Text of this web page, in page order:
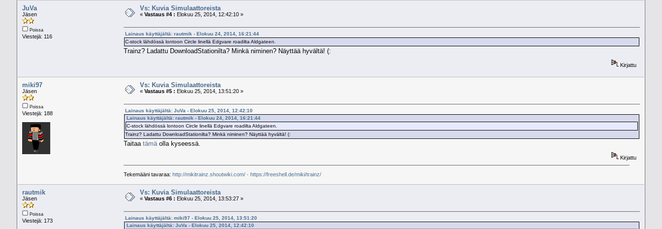
JuVa
Jäsen
Poissa
Viestejä: 116
Vs: Kuvia Simulaattoreista
« Vastaus #4 : Elokuu 25, 2014, 12:42:10 »
Lainaus käyttäjältä: rautmik - Elokuu 24, 2014, 16:21:44
C-stock lähdössä lontoon Circle linellä Edgvare roadilta Aldgateen.
Trainz? Ladattu DownloadStationilta? Minkä niminen? Näyttää hyvältä! (:
Kirjattu
miki97
Jäsen
Poissa
Viestejä: 188
Vs: Kuvia Simulaattoreista
« Vastaus #5 : Elokuu 25, 2014, 13:51:20 »
Lainaus käyttäjältä: JuVa - Elokuu 25, 2014, 12:42:10
Lainaus käyttäjältä: rautmik - Elokuu 24, 2014, 16:21:44
C-stock lähdössä lontoon Circle linellä Edgvare roadilta Aldgateen.
Trainz? Ladattu DownloadStationilta? Minkä niminen? Näyttää hyvältä! (:
Taitaatämä olla kyseessä.
Kirjattu
Tekemääni tavaraa:http://mikitrainz.shoutwiki.com/ ·https://freeshell.de/miki/trainz/
rautmik
Jäsen
Poissa
Viestejä: 173
Vs: Kuvia Simulaattoreista
« Vastaus #6 : Elokuu 25, 2014, 13:53:27 »
Lainaus käyttäjältä: miki97 - Elokuu 25, 2014, 13:51:20
Lainaus käyttäjältä: JuVa - Elokuu 25, 2014, 12:42:10